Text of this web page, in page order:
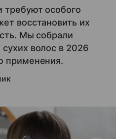
требуют особого
восстановить их
Мы собрали
волос в 2026
применения.